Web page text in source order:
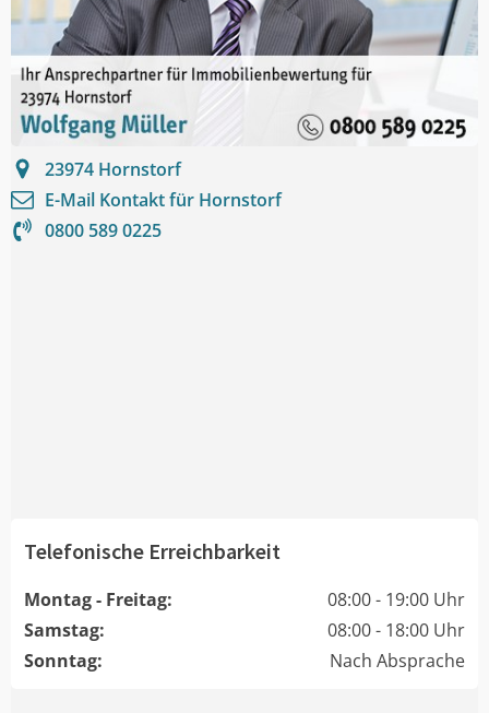
23974 Hornstorf
E-Mail Kontakt für Hornstorf
0800 589 0225
Telefonische Erreichbarkeit
Montag - Freitag:
08:00 - 19:00 Uhr
Samstag:
08:00 - 18:00 Uhr
Sonntag:
Nach Absprache